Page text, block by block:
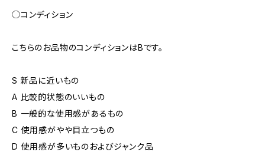
◯コンディション
こちらのお品物のコンディションはBです。
S 新品に近いもの
A 比較的状態のいいもの
B 一般的な使用感があるもの
C 使用感がやや目立つもの
D 使用感が多いものおよびジャンク品